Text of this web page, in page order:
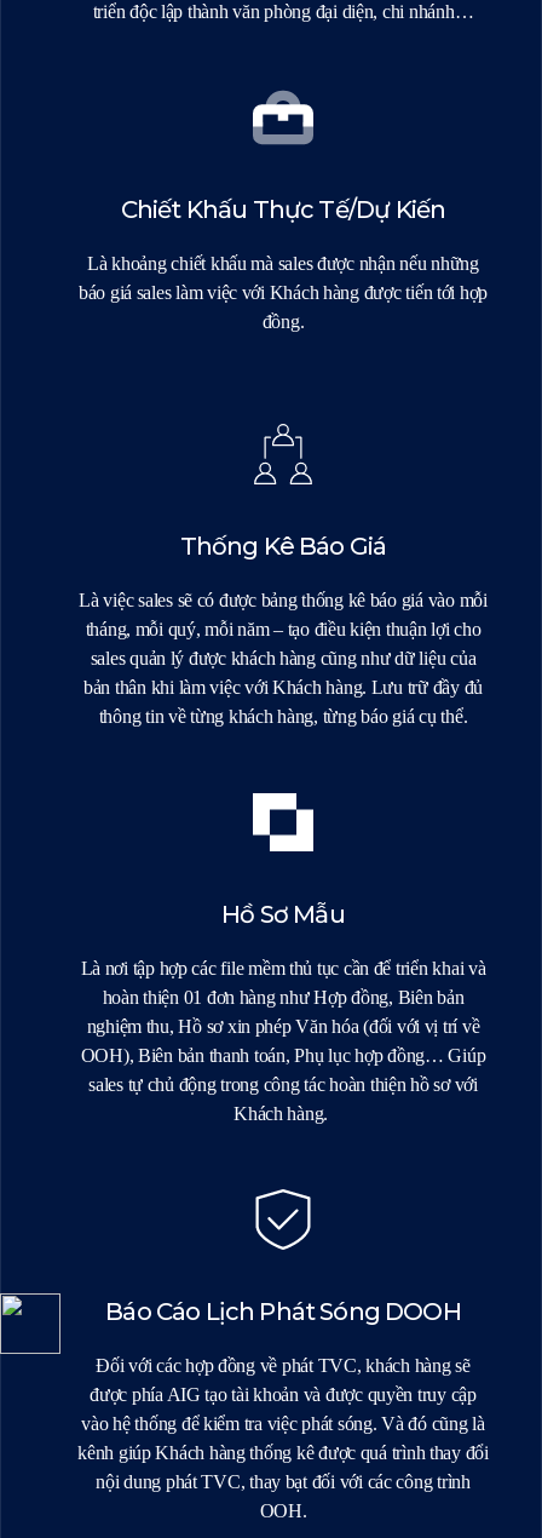
triển độc lập thành văn phòng đại diện, chi nhánh…
Chiết Khấu Thực Tế/dự Kiến
Là khoảng chiết khấu mà sales được nhận nếu những
báo giá sales làm việc với Khách hàng được tiến tới hợp
đồng.
Thống Kê Báo Giá
Là việc sales sẽ có được bảng thống kê báo giá vào mỗi
tháng, mỗi quý, mỗi năm – tạo điều kiện thuận lợi cho
sales quản lý được khách hàng cũng như dữ liệu của
bản thân khi làm việc với Khách hàng. Lưu trữ đầy đủ
thông tin về từng khách hàng, từng báo giá cụ thể.
Hồ Sơ Mẫu
Là nơi tập hợp các file mềm thủ tục cần để triển khai và
hoàn thiện 01 đơn hàng như Hợp đồng, Biên bản
nghiệm thu, Hồ sơ xin phép Văn hóa (đối với vị trí về
OOH), Biên bản thanh toán, Phụ lục hợp đồng… Giúp
sales tự chủ động trong công tác hoàn thiện hồ sơ với
Khách hàng.
Báo Cáo Lịch Phát Sóng DOOH
Đối với các hợp đồng về phát TVC, khách hàng sẽ
được phía AIG tạo tài khoản và được quyền truy cập
vào hệ thống để kiểm tra việc phát sóng. Và đó cũng là
kênh giúp Khách hàng thống kê được quá trình thay đổi
nội dung phát TVC, thay bạt đối với các công trình
OOH.